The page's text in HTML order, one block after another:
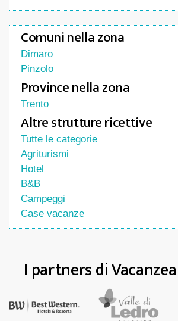
Comuni nella zona
Dimaro
Pinzolo
Province nella zona
Trento
Altre strutture ricettive
Tutte le categorie
Agriturismi
Hotel
B&B
Campeggi
Case vacanze
I partners di